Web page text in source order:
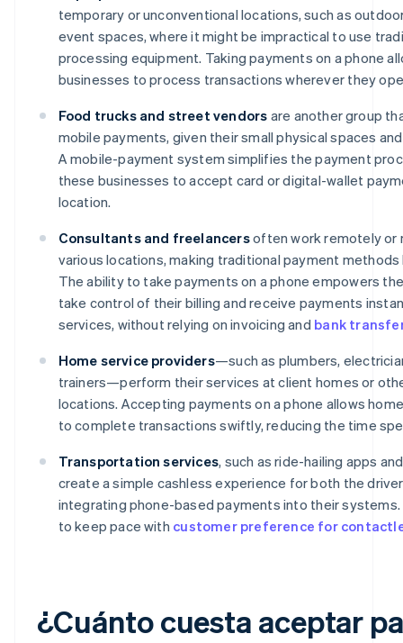
temporary or unconventional locations, such as
event spaces, where it might be impractical to use
processing equipment. Taking payments on a phone
businesses to process transactions wherever they
Food trucks and street vendors are another group
mobile payments, given their small physical spaces
A mobile-payment system simplifies the payment
these businesses to accept card or digital-wallet
location.
Consultants and freelancersoften work remotely or
various locations, making traditional payment
The ability to take payments on a phone empowers
take control of their billing and receive payments
services, without relying on invoicing and bank
Home service providers—such as plumbers,
trainers—perform their services at client homes or
locations. Accepting payments on a phone allows
to complete transactions swiftly, reducing the time
Transportation services, such as ride-hailing apps
create a simple cashless experience for both the
integrating phone-based payments into their
to keep pace with customer preference for
¿Cuánto cuesta aceptar